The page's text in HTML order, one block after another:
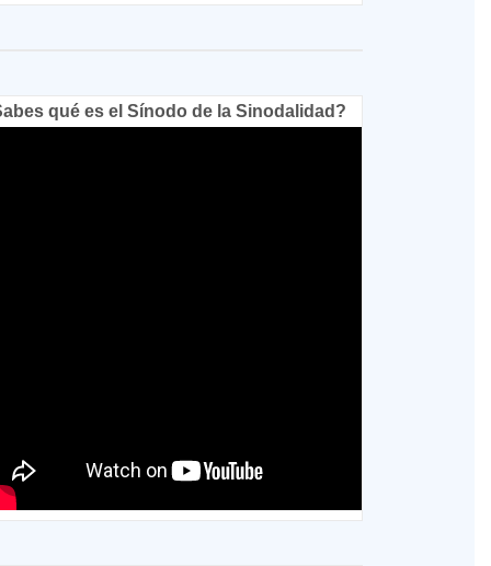
qué es el Sínodo de la Sinodalidad?